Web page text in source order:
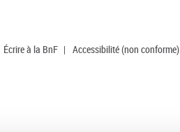
Écrire à la BnF | Accessibilité (non conforme)